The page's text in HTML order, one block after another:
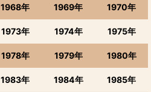
1968年 1969年 1970年
1973年 1974年 1975年
1978年 1979年 1980年
1983年 1984年 1985年